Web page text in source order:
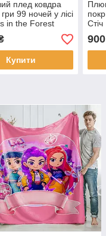
плед ковдра
99 ночей у лісі
in the Forest
Купити
см
900